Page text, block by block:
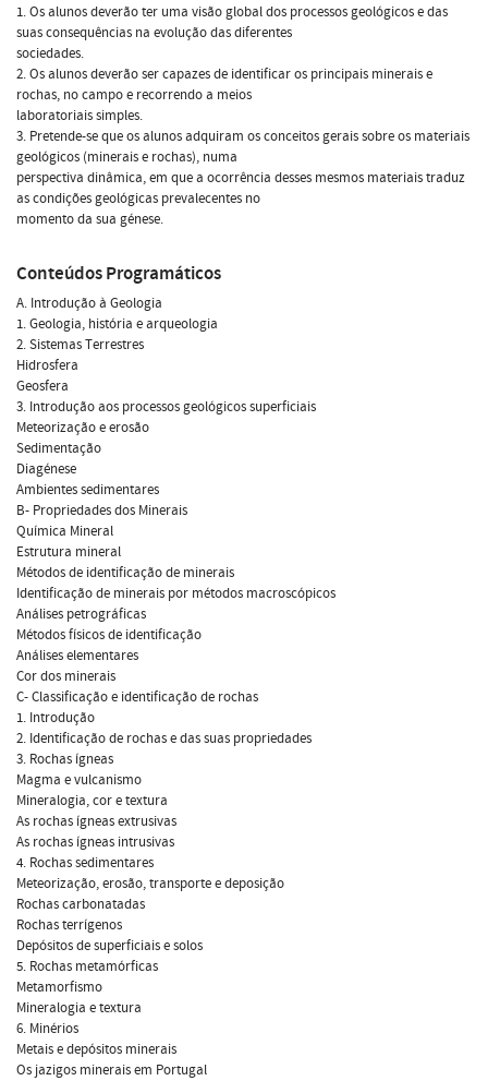
1. Os alunos deverão ter uma visão global dos processos geológicos e das
suas consequências na evolução das diferentes
sociedades.
2. Os alunos deverão ser capazes de identificar os principais minerais e
rochas, no campo e recorrendo a meios
laboratoriais simples.
3. Pretende-se que os alunos adquiram os conceitos gerais sobre os materiais
geológicos (minerais e rochas), numa
perspectiva dinâmica, em que a ocorrência desses mesmos materiais traduz
as condições geológicas prevalecentes no
momento da sua génese.
Conteúdos Programáticos
A. Introdução à Geologia
1. Geologia, história e arqueologia
2. Sistemas Terrestres
Hidrosfera
Geosfera
3. Introdução aos processos geológicos superficiais
Meteorização e erosão
Sedimentação
Diagénese
Ambientes sedimentares
B- Propriedades dos Minerais
Química Mineral
Estrutura mineral
Métodos de identificação de minerais
Identificação de minerais por métodos macroscópicos
Análises petrográficas
Métodos físicos de identificação
Análises elementares
Cor dos minerais
C- Classificação e identificação de rochas
1. Introdução
2. Identificação de rochas e das suas propriedades
3. Rochas ígneas
Magma e vulcanismo
Mineralogia, cor e textura
As rochas ígneas extrusivas
As rochas ígneas intrusivas
4. Rochas sedimentares
Meteorização, erosão, transporte e deposição
Rochas carbonatadas
Rochas terrígenos
Depósitos de superficiais e solos
5. Rochas metamórficas
Metamorfismo
Mineralogia e textura
6. Minérios
Metais e depósitos minerais
Os jazigos minerais em Portugal